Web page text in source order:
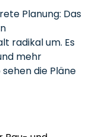
Planung: Das
radikal um. Es
mehr
die Pläne